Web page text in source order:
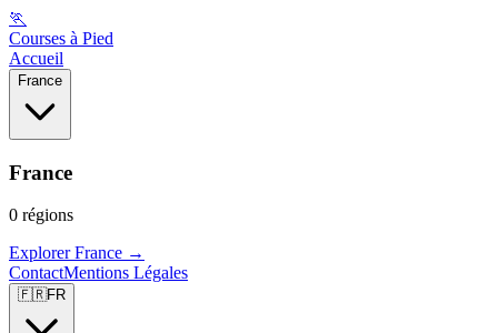
🏃
Courses à Pied
Accueil
France
France
0 régions
Explorer France →
ContactMentions Légales
🇫🇷FR